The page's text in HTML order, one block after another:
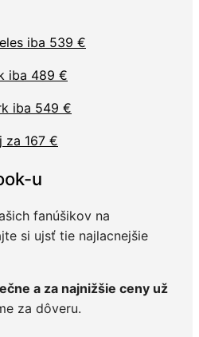
iba 539 €
iba 489 €
iba 549 €
za 167 €
u
fanúšikov na
si ujsť tie najlacnejšie
a za najnižšie ceny už
za dôveru.